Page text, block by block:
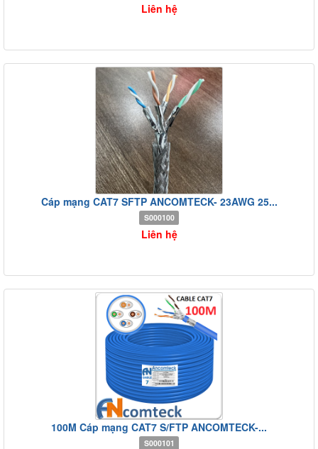
Liên hệ
Cáp mạng CAT7 SFTP ANCOMTECK- 23AWG 25...
S000100
Liên hệ
100M Cáp mạng CAT7 S/FTP ANCOMTECK-...
S000101